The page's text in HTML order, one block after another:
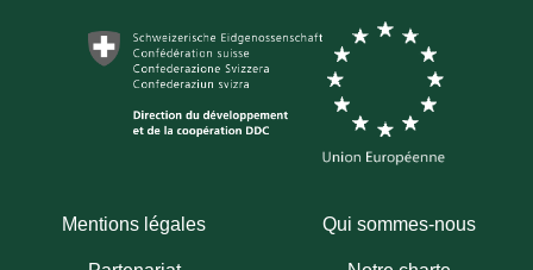
Mentions légales Qui sommes-nous